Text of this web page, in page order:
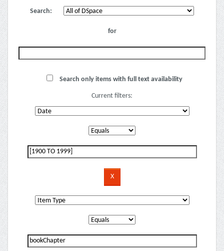
Search:
for
Search only items with full text availability
Current filters: